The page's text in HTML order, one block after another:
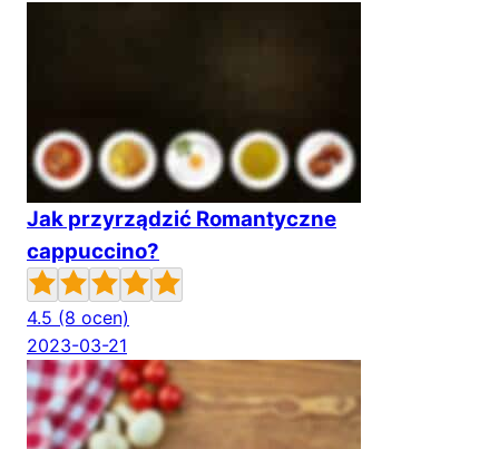
Jak przyrządzić Romantyczne
cappuccino?
4.5 (8 ocen)
2023-03-21